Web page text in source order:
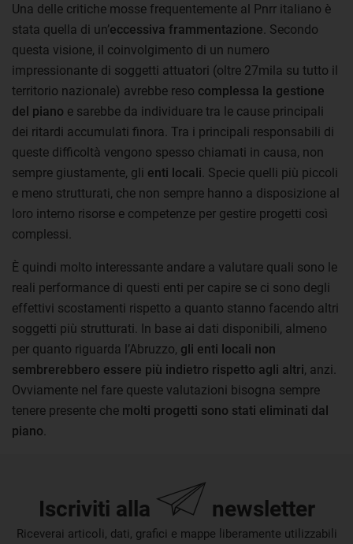
Una delle critiche mosse frequentemente al Pnrr italiano è
stata quella di un’eccessiva frammentazione . Secondo
questa visione, il coinvolgimento di un numero
impressionante di soggetti attuatori (oltre 27mila su tutto il
territorio nazionale) avrebbe reso complessa la gestione
del piano e sarebbe da individuare tra le cause principali
dei ritardi accumulati finora. Tra i principali responsabili di
queste difficoltà vengono spesso chiamati in causa, non
sempre giustamente, gli enti locali . Specie quelli più piccoli
e meno strutturati, che non sempre hanno a disposizione al
loro interno risorse e competenze per gestire progetti così
complessi.
È quindi molto interessante andare a valutare quali sono le
reali performance di questi enti per capire se ci sono degli
effettivi scostamenti rispetto a quanto stanno facendo altri
soggetti più strutturati. In base ai dati disponibili, almeno
per quanto riguarda l’Abruzzo, gli enti locali non
sembrerebbero essere più indietro rispetto agli altri, anzi.
Ovviamente nel fare queste valutazioni bisogna sempre
tenere presente che molti progetti sono stati eliminati dal
piano
Iscriviti alla newsletter
Riceverai articoli, dati, grafici e mappe liberamente utilizzabili